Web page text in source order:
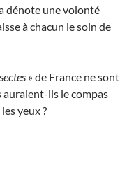
dénote une volonté
à chacun le soin de
sectes » de France ne sont
auraient-ils le compas
yeux ?